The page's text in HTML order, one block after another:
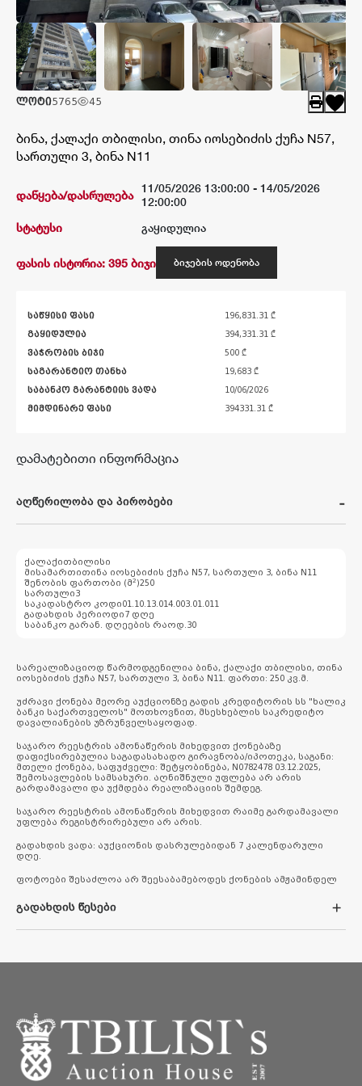
კატალოგი
შედეგები
ლოტი5765 45
ბინა, ქალაქი თბილისი, თინა იოსებიძის ქუჩა N57,
სართული 3, ბინა N11
დაწყება/დასრულება 11/05/2026 13:00:00 - 14/05/2026
12:00:00
სტატუსი
გაყიდულია
ფასის ისტორია: 395 ბიჯი ბიჯების ოდენობა
საწყისი ფასი 196,831.31 ₾
გაყიდულია 394,331.31 ₾
ვაჭრობის ბიჯი 500 ₾
საგარანტიო თანხა 19,683 ₾
საბანკო გარანტიის ვადა 10/06/2026
მიმდინარე ფასი 394331.31 ₾
დამატებითი ინფორმაცია
აღწერილობა და პირობები
ქალაქითბილისი
მისამართითინა იოსებიძის ქუჩა N57, სართული 3, ბინა N11
შენობის ფართობი (მ2 )250
სართული3
საკადასტრო კოდი01.10.13.014.003.01.011
გადახდის პერიოდი7 დღე
საბანკო გარან. დღეების რაოდ. 30
სარეალიზაციოდ წარმოდგენილია ბინა, ქალაქი თბილისი, თინა
იოსებიძის ქუჩა N57, სართული 3, ბინა N11. ფართი: 250 კვ.მ.
უძრავი ქონება მეორე აუქციონზე გადის კრედიტორის სს "ხალიკ
ბანკი საქართველოს" მოთხოვნით, მსესხებლის საკრედიტო
დავალიანების უზრუნველსაყოფად.
საჯარო რეესტრის ამონაწერის მიხედვით ქონებაზე
დაფიქსირებულია საგადასახადო გირავნობა/იპოთეკა, საგანი:
მთელი ქონება, საფუძველი: შეტყობინება, N0782478 03.12.2025,
შემოსავლების სამსახური. აღნიშნული უფლება არ არის
გარდამავალი და უქმდება რეალიზაციის შემდეგ.
საჯარო რეესტრის ამონაწერის მიხედვით რაიმე გარდამავალი
უფლება რეგისტრირებული არ არის.
გადახდის ვადა: აუქციონის დასრულებიდან 7 კალენდარული
დღე.
ფოტოები შესაძლოა არ შეესაბამებოდეს ქონების ამჟამინდელ
გადახდის წესები
ნაღდი ანგარიშსწორების სისტემით გადახდა
სრული და საგარანტიო თანხის გადახდა მომხმარებლისათვის
შესაძლებელია ბანკში ნაღდი ფულით, შპს „თბილისის
სააუქციონო სახლის“ (ს.კ 204545974) შემდეგ საბანკო ანგარიშებზე:
1. სს „საქართველოს ბანკის“ ანგარიშის ნომერზე -
GE36BG0000000305665301